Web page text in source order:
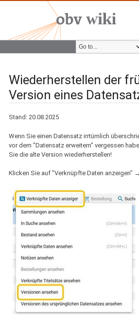
Wiederherstellen der
Version eines
Stand: 20.08.2025
Wenn Sie einen Datensatz irrtümlich
vor dem "Datensatz erweitern" vergessen
Sie die alte Version wiederherstellen!
Klicken Sie auf "Verknüpfte Daten anzeigen"